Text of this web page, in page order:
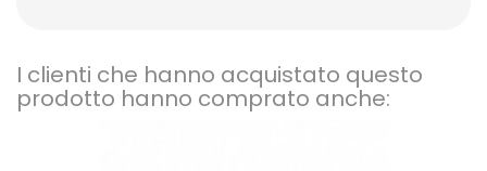
I clienti che hanno acquistato questo
prodotto hanno comprato anche: